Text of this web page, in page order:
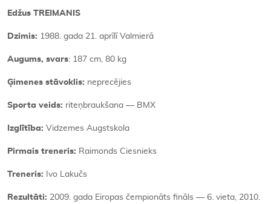
Edžus TREIMANIS
Dzimis: 1988. gada 21. aprīlī Valmierā
Augums, svars: 187 cm, 80 kg
Ģimenes stāvoklis: neprecējies
Sporta veids: riteņbraukšana — BMX
Izglītība: Vidzemes Augstskola
Pirmais treneris: Raimonds Ciesnieks
Treneris: Ivo Lakučs
Rezultāti: 2009. gada Eiropas čempionāts fināls — 6. vieta, 2010.